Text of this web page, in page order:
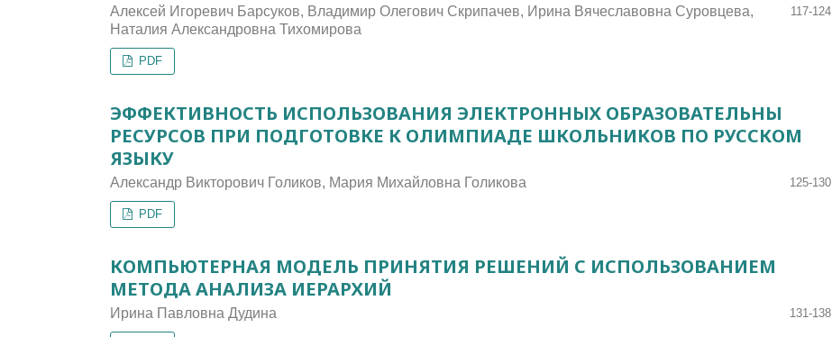
Алексей Игоревич Барсуков, Владимир Олегович Скрипачев, Ирина Вячеславовна Суровцева,
Наталия Александровна Тихомирова
117-124
PDF
ЭФФЕКТИВНОСТЬ ИСПОЛЬЗОВАНИЯ ЭЛЕКТРОННЫХ ОБРАЗОВАТЕЛЬНЫ
РЕСУРСОВ ПРИ ПОДГОТОВКЕ К ОЛИМПИАДЕ ШКОЛЬНИКОВ ПО РУССКОМ
ЯЗЫКУ
Александр Викторович Голиков, Мария Михайловна Голикова 125-130
PDF
КОМПЬЮТЕРНАЯ МОДЕЛЬ ПРИНЯТИЯ РЕШЕНИЙ С ИСПОЛЬЗОВАНИЕМ
МЕТОДА АНАЛИЗА ИЕРАРХИЙ
Ирина Павловна Дудина 131-138